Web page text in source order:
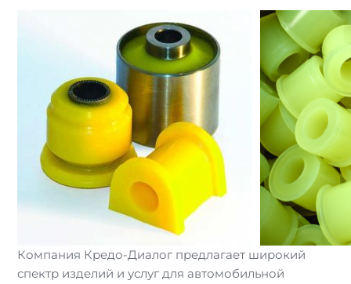
Компания Кредо-Диалог предлагает широкий
спектр изделий и услуг для автомобильной